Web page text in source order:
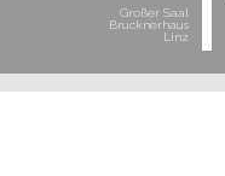
Großer Saal
Brucknerhaus
Linz